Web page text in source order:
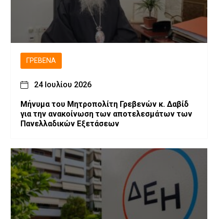
ΓΡΕΒΕΝΆ
24 Ιουλίου 2026
Μήνυμα του Μητροπολίτη Γρεβενών κ. Δαβίδ
για την ανακοίνωση των αποτελεσμάτων των
Πανελλαδικών Εξετάσεων